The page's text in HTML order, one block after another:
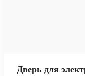
Дверь для